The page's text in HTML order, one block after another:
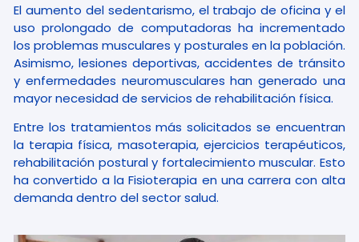
El aumento del sedentarismo, el trabajo de oficina y el
uso prolongado de computadoras ha incrementado
los problemas musculares y posturales en la población.
Asimismo, lesiones deportivas, accidentes de tránsito
y enfermedades neuromusculares han generado una
mayor necesidad de servicios de rehabilitación física.
Entre los tratamientos más solicitados se encuentran
la terapia física, masoterapia, ejercicios terapéuticos,
rehabilitación postural y fortalecimiento muscular. Esto
ha convertido a la Fisioterapia en una carrera con alta
demanda dentro del sector salud.